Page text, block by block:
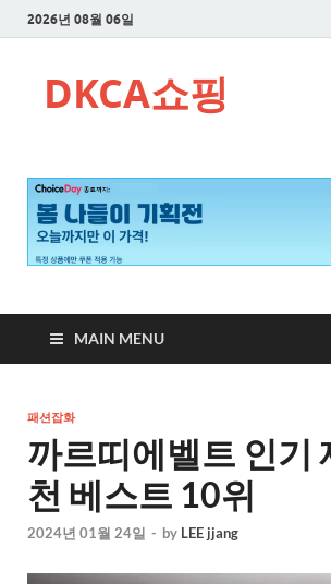
2026년 08월 06일
DKCA쇼핑
MAIN MENU
패션잡화
까르띠에벨트 인기
천 베스트 10위
2024년 01월 24일 - by LEE jjang